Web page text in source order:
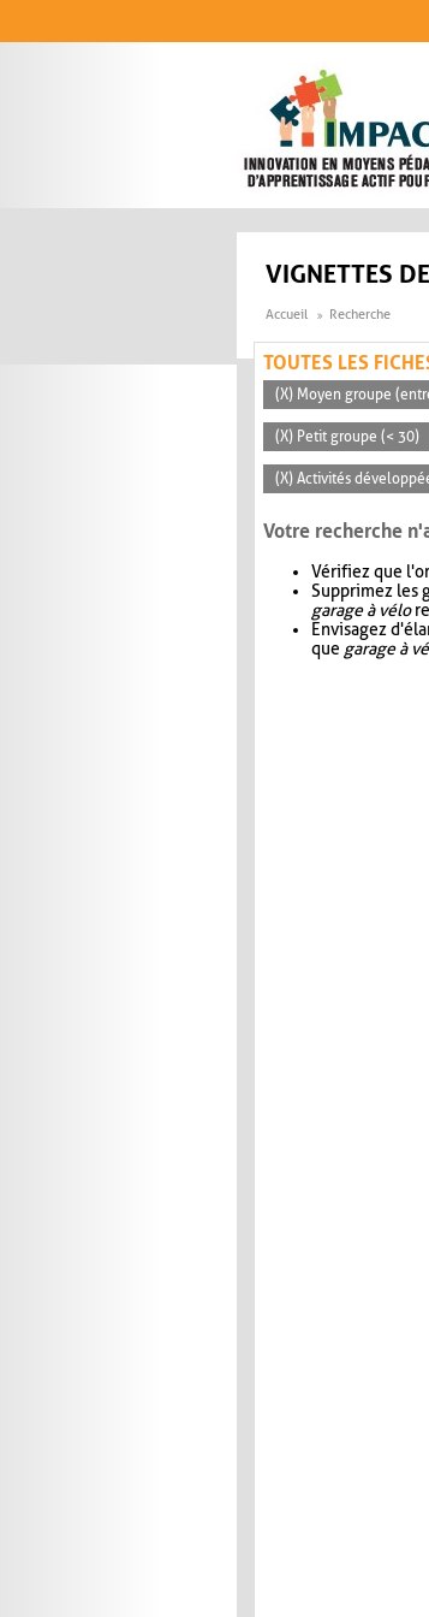
VIGNETTES
Accueil Recherche
TOUTES LES
(X) Moyen groupe
(X) Petit groupe (< 30)
(X) Activités
Votre recherche
Vérifiez que
Supprimez les
garage à vélo
Envisagez
que garage à